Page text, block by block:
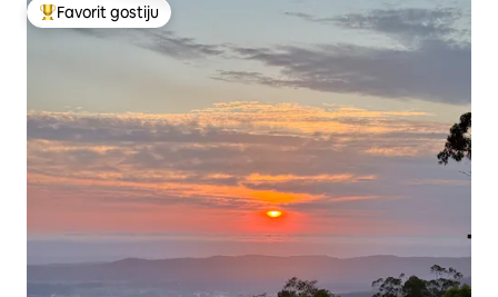
Glavni favorit gostiju
Favorit gostiju